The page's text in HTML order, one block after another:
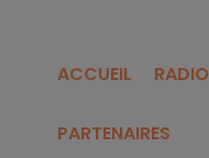
ACCUEIL RADIO
PARTENAIRES